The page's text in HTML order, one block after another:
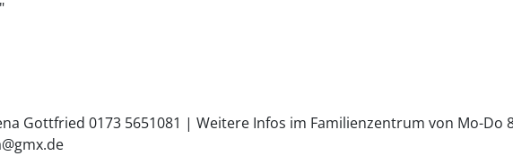
Gottfried 0173 5651081 | Weitere Infos im Familienzentrum von Mo-Do